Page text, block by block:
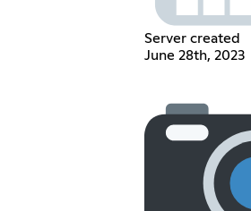
Server created
June 28th, 2023